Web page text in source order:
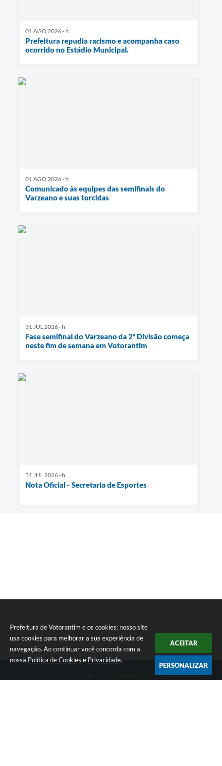
Prefeitura de Votorantim e os cookies: nosso site
usa cookies para melhorar a sua experiência de
navegação. Ao continuar você concorda com a
nossa Política de Cookies e Privacidade.
ACEITAR
PERSONALIZAR
01 AGO 2026 - h
Prefeitura repudia racismo e acompanha caso
ocorrido no Estádio Municipal.
01 AGO 2026 - h
Comunicado às equipes das semifinais do
Varzeano e suas torcidas
31 JUL 2026 - h
Fase semifinal do Varzeano da 2ª Divisão começa
neste fim de semana em Votorantim
31 JUL 2026 - h
Nota Oficial - Secretaria de Esportes